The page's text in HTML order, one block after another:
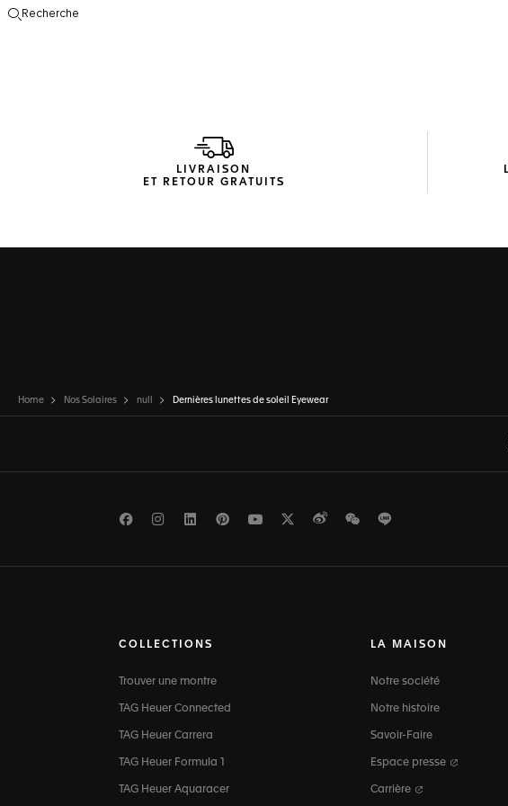
Recherche
LIVRAISON
ET RETOUR GRATUITS
Home Nos Solaires null Dernières lunettes de soleil Eyewear
FacebookInstagramLinkedInPinterest
Youtube
TwitterWeiboWeChat
COLLECTIONS
Trouver une montre
TAG Heuer Connected
TAG Heuer Carrera
TAG Heuer Formula 1
TAG Heuer Aquaracer
LA MAISON
Notre société
Notre histoire
Savoir-Faire
Espace presse
Carrière